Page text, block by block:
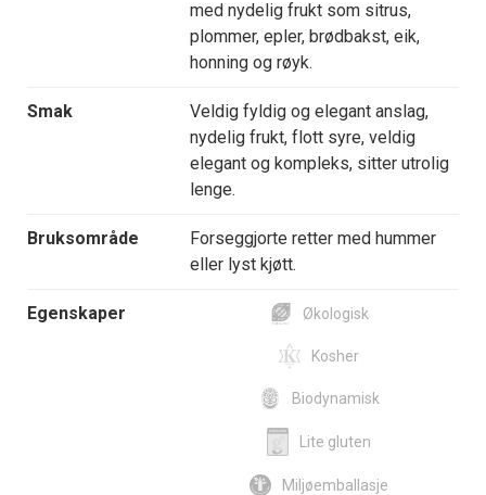
med nydelig frukt som sitrus,
plommer, epler, brødbakst, eik,
honning og røyk.
Smak
Veldig fyldig og elegant anslag,
nydelig frukt, flott syre, veldig
elegant og kompleks, sitter utrolig
lenge.
Bruksområde
Forseggjorte retter med hummer
eller lyst kjøtt.
Egenskaper Økologisk
Kosher
Biodynamisk
Lite gluten
Miljøemballasje